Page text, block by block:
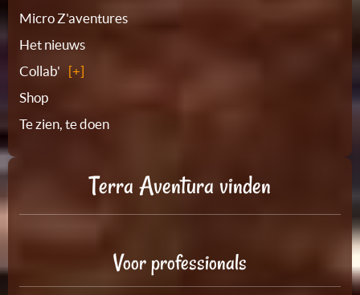
Micro Z'aventures
Het nieuws
Collab'
Shop
Te zien, te doen
Terra Aventura vinden
Voor professionals